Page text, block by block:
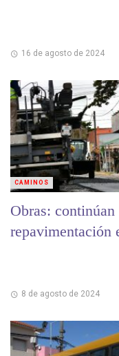
16 de agosto de 2024
Obras:
repavimentación
8 de agosto de 2024
CAMINOS